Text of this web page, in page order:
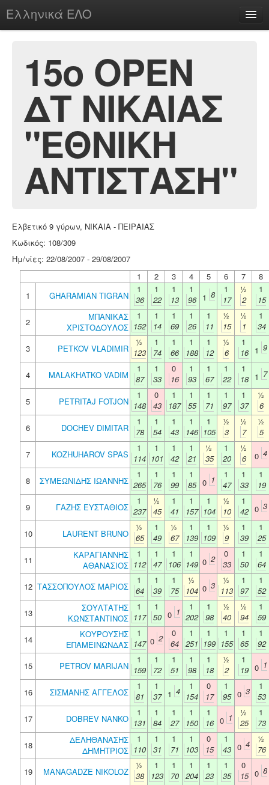
Ελληνικά ΕΛΟ
chesstu.be @ discord
Login
15ο ΟΡΕΝ
ΔΤ ΝΙΚΑΙΑΣ
"ΕΘΝΙΚΗ
ΑΝΤΙΣΤΑΣΗ"
Ελβετικό 9 γύρων, ΝΙΚΑΙΑ - ΠΕΙΡΑΙΑΣ
Κωδικός: 108/309
Ημ/νίες: 22/08/2007 - 29/08/2007
1
2 3 4 5 6 7
8
1
GHARAMIAN TIGRAN
1
36
1
22
1
13
1
96
1 8
1
17
½
2
1
15
2
ΜΠΑΝΙΚΑΣ
ΧΡΙΣΤΟΔΟΥΛΟΣ
1
152
1
14
1
69
1
26
1
11
½
15
½
1
1
34
3
PETKOV VLADIMIR
½
123
1
74
1
66
1
188
1
12
½
6
1
16
1 9
4 MALAKHATKO VADIM
1
87
1
33
0
16
1
93
1
67
1
22
1
18
1 7
5 PETRITAJ FOTJON
1
148
0
43
1
187
1
55
1
71
1
97
1
37
½
6
6
DOCHEV DIMITAR
1
78
1
54
1
43
1
146
1
105
½
3
½
7
½
5
7
KOZHUHAROV SPAS
1
114
1
101
1
42
1
21
½
35
1
20
½
6
0 4
8 ΣΥΜΕΩΝΙΔΗΣ ΙΩΑΝΝΗΣ
1
265
1
76
1
99
1
85 0 1
1
47
1
33
1
19
9
ΓΑΖΗΣ ΕΥΣΤΑΘΙΟΣ
1
237
½
45
1
41
1
157
1
104
½
10
1
42 0 3
10 LAURENT BRUNO
½
65
1
49
½
67
1
139
1
109
½
9
1
39
1
25
11
ΚΑΡΑΓΙΑΝΝΗΣ
ΑΘΑΝΑΣΙΟΣ
1
112
1
47
1
106
1
149 0 2
0
33
1
50
1
64
12 ΤΑΣΣΟΠΟΥΛΟΣ ΜΑΡΙΟΣ
1
64
1
39
1
75
½
104 0 3
½
113
1
97
1
52
13
ΣΟΥΛΤΑΤΗΣ
ΚΩΝΣΤΑΝΤΙΝΟΣ
1
117
1
50 0 1
1
202
1
98
½
40
½
94
1
59
14
ΚΟΥΡΟΥΣΗΣ
ΕΠΑΜΕΙΝΩΝΔΑΣ
1
147 0 2
0
64
1
251
1
199
1
155
1
65
1
92
15
PETROV MARIJAN
1
159
1
72
1
51
1
98
1
18
½
2
1
19 0 1
16 ΣΙΣΜΑΝΗΣ ΑΓΓΕΛΟΣ
1
81
1
37
1 4
1
154
0
17
1
95 0 3
1
53
17
DOBREV NANKO
1
131
1
84
1
27
1
150
1
16 0 1
½
25
1
73
18
ΔΕΛΗΘΑΝΑΣΗΣ
ΔΗΜΗΤΡΙΟΣ
1
110
1
31
1
71
1
103
0
15
1
43 0 4
½
76
19
MANAGADZE NIKOLOZ
½
38
1
123
1
70
1
204
1
23
1
35
0
15 0 8